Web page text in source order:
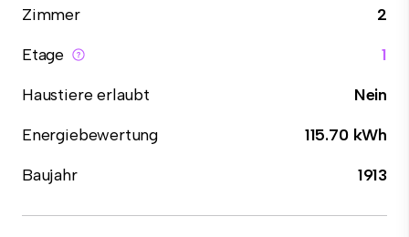
Zimmer
2
Etage
1
Haustiere erlaubt
Nein
Energiebewertung
115.70 kWh
Baujahr
1913